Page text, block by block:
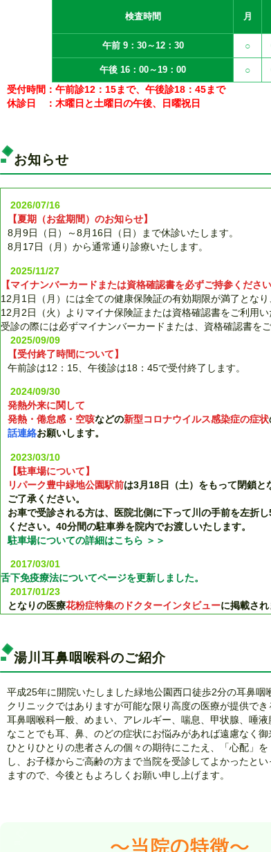
検査時間 月
午前 9：30～12：30 ○
午後 16：00～19：00 ○
受付時間：午前診12：15まで、午後診18：45まで
休診日 ：木曜日と土曜日の午後、日曜祝日
お知らせ
2026/07/16
【夏期（お盆期間）のお知らせ】
8月9日（日）～8月16日（日）まで休診いたします。
8月17日（月）から通常通り診療いたします。
2025/11/27
【マイナンバーカードまたは資格確認書を必ずご持参ください
12月1日（月）には全ての健康保険証の有効期限が満了となり
12月2日（火）よりマイナ保険証または資格確認書をご利用い
受診の際には必ずマイナンバーカードまたは、資格確認書をご
2025/09/09
【受付終了時間について】
午前診は12：15、午後診は18：45で受付終了します。
2024/09/30
発熱外来に関して
発熱・倦怠感・空咳などの新型コロナウイルス感染症の症状
話連絡お願いします。
2023/03/10
【駐車場について】
リパーク豊中緑地公園駅前は3月18日（土）をもって閉鎖と
ご了承ください。
お車で受診される方は、医院北側に下って川の手前を左折
ください。40分間の駐車券を院内でお渡しいたします。
駐車場についての詳細はこちら ＞＞
2017/03/01
舌下免疫療法についてページを更新しました。
2017/01/23
となりの医療花粉症特集のドクターインタビューに掲載され
2017/01/13
順番待ち予約システムにスマートフォンアプリ
詳しい操作方法はこちらをご覧ください。
2014/05/21
【アレルギー性鼻炎レーザー治療】
アレルギー性鼻炎に対する ＣＯ２レーザー治療 を行ってお
にお知らせください。電話での予約も受け付けております。
アレルギー性鼻炎 レーザー治療についてはこちら ＞＞
レーザー治療機器についてはこちら ＞＞
院内処方についてはこちら ＞＞
湯川耳鼻咽喉科のご紹介
平成25年に開院いたしました緑地公園西口徒歩2分の耳鼻咽
クリニックではありますが可能な限り高度の医療が提供でき
耳鼻咽喉科一般、めまい、アレルギー、喘息、甲状腺、唾
なことでも耳、鼻、のどの症状にお悩みがあれば遠慮なく御
ひとりひとりの患者さんの個々の期待にこたえ、「心配」
し、お子様からご高齢の方まで当院を受診してよかったと
ますので、今後ともよろしくお願い申し上げます。